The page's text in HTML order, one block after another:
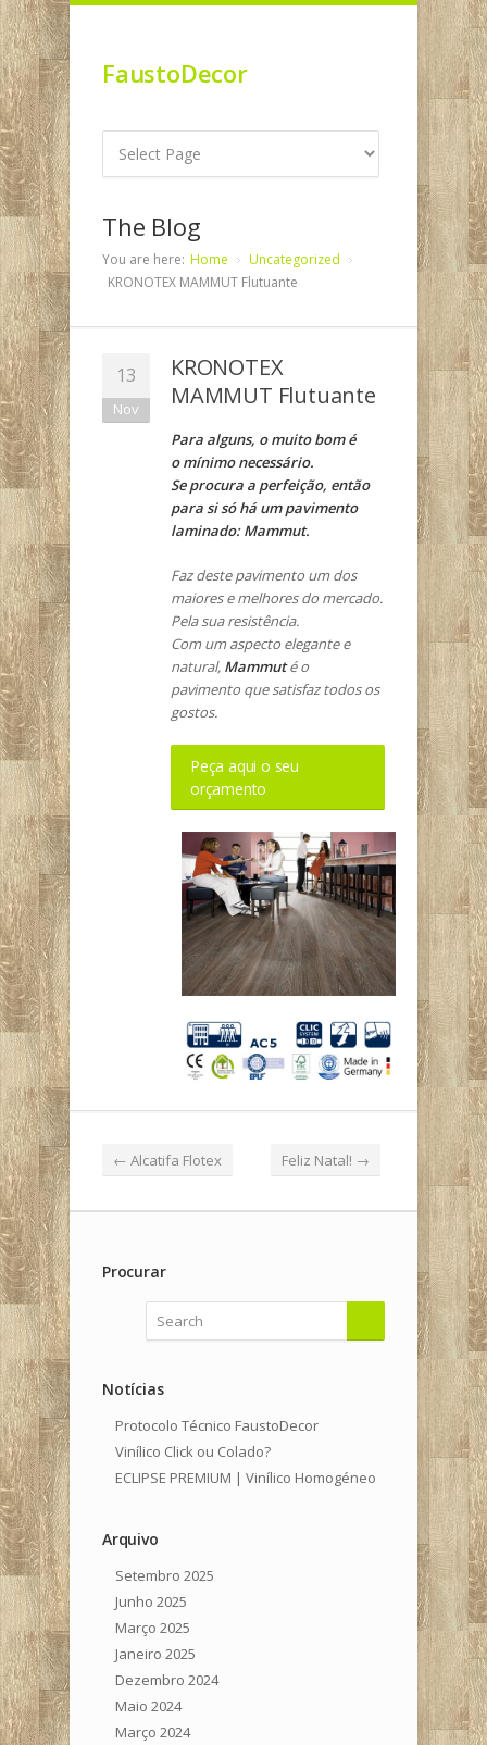
FaustoDecor
The Blog
You are here: Home
Uncategorized
KRONOTEX MAMMUT Flutuante
13
Nov
KRONOTEX
MAMMUT Flutuante
Para alguns, o muito bom é
o mínimo necessário.
Se procura a perfeição, então
para si só há um pavimento
laminado: Mammut.
Faz deste pavimento um dos
maiores e melhores do mercado.
Pela sua resistência.
Com um aspecto elegante e
natural, Mammuté o
pavimento que satisfaz todos os
gostos.
Peça aqui o seu
orçamento
← Alcatifa Flotex Feliz Natal! →
Procurar
Notícias
Protocolo Técnico FaustoDecor
Vinílico Click ou Colado?
ECLIPSE PREMIUM | Vinílico Homogéneo
Arquivo
Setembro 2025
Junho 2025
Março 2025
Janeiro 2025
Dezembro 2024
Maio 2024
Março 2024